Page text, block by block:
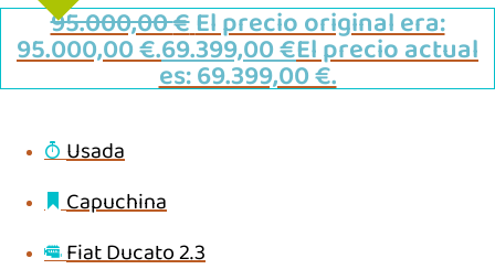
95.000,00€El precio original era:
95.000,00 €.69.399,00€El precio actual
es: 69.399,00 €.
Usada
Capuchina
Fiat Ducato 2.3